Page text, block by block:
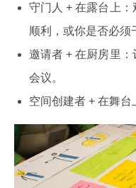
守门人 + 在露台上
顺利，或你是否必须
邀请者 + 在厨房里
会议。
空间创建者 + 在舞台